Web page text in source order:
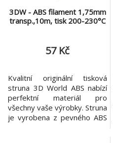
3DW - ABS filament 1,75mm
transp.,10m, tisk 200-230°C
57 Kč
Kvalitní originální tisková
struna 3D World ABS nabízí
perfektní materiál pro
všechny vaše výrobky. Struna
je vyrobena z pevného ABS